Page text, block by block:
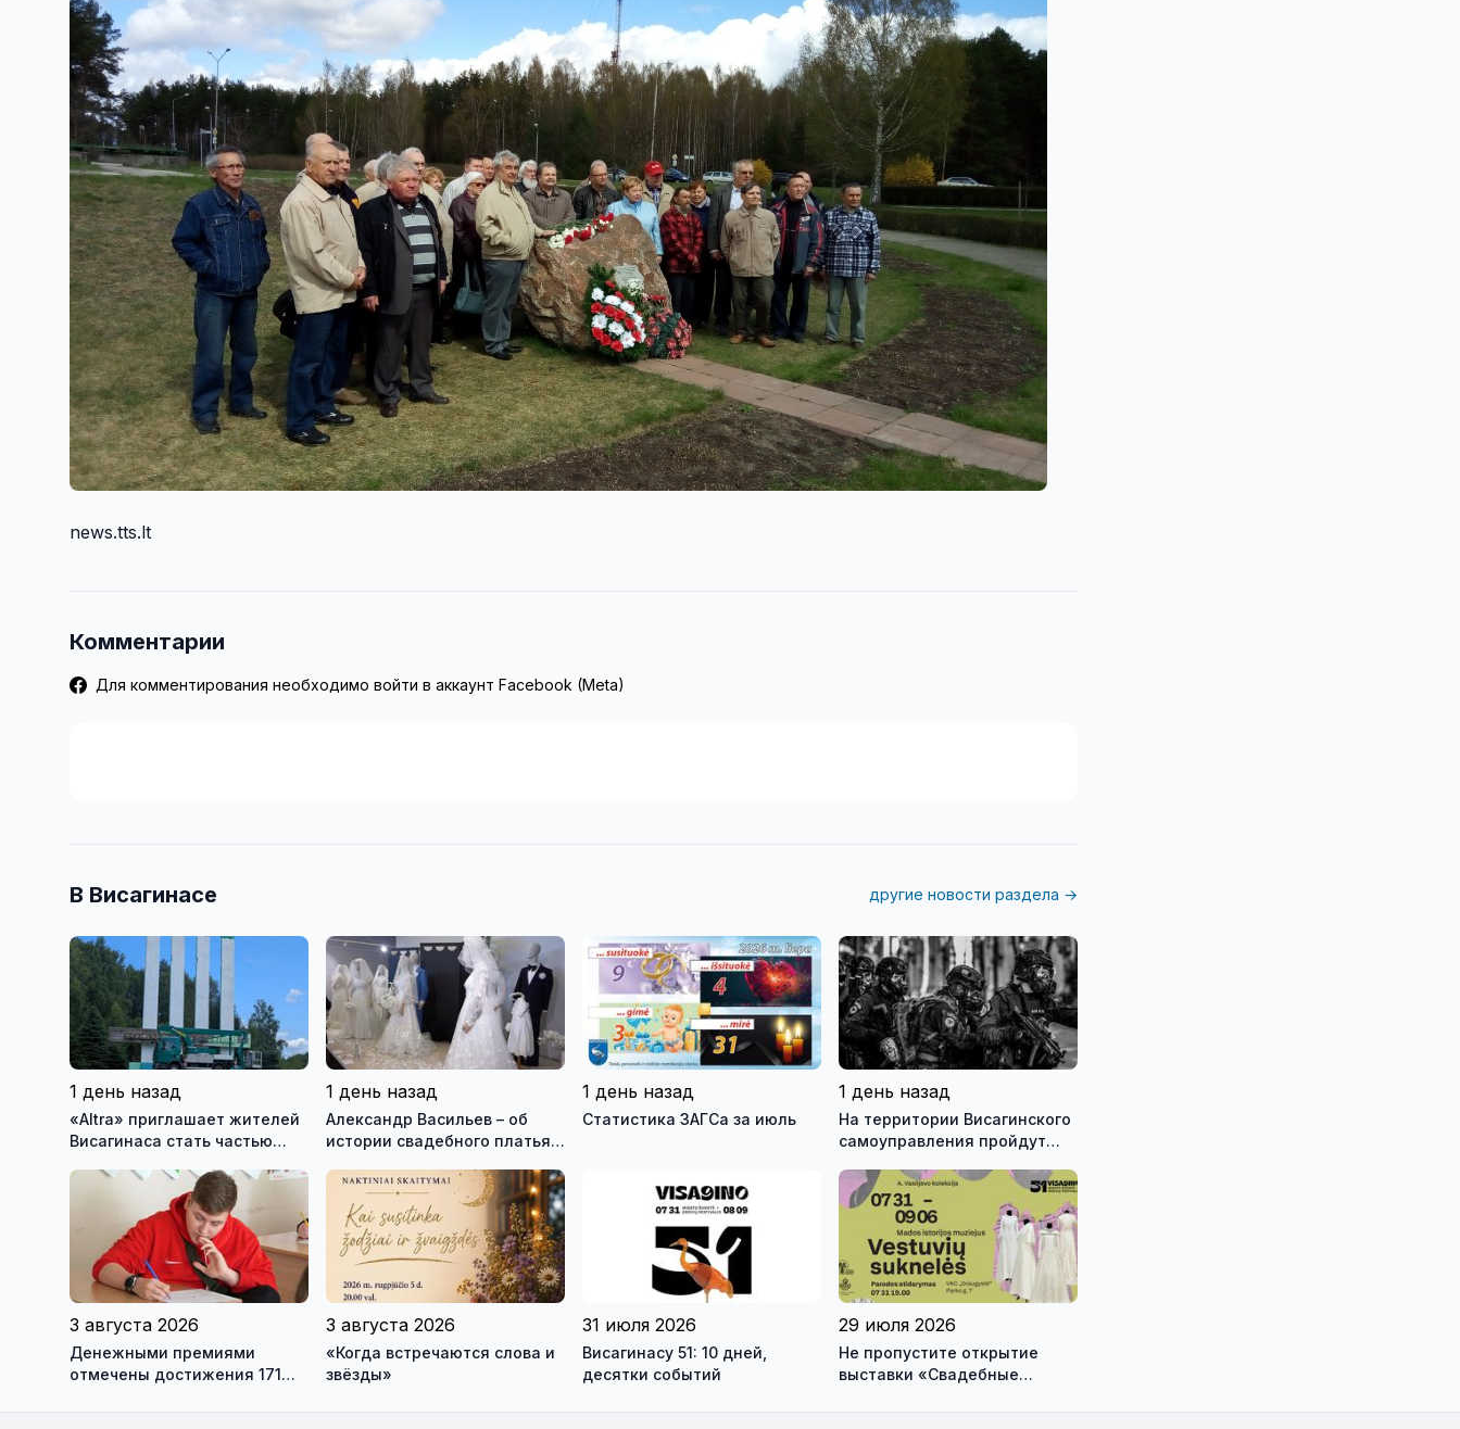
news.tts.lt
Комментарии
Для комментирования необходимо войти в аккаунт Facebook (Meta)
В Висагинасе другие новости раздела →
1 день назад
«Altra» приглашает жителей
Висагинаса стать частью
1 день назад
Александр Васильев – об
истории свадебного платья и
истории моды (видео)
1 день назад
Статистика ЗАГСа за июль
1 день назад
На территории Висагинского
самоуправления пройдут
антитеррористические
учения «Baltic Shadow»
3 августа 2026
Денежными премиями
отмечены достижения 171
3 августа 2026
«Когда встречаются слова и
звёзды»
31 июля 2026
Висагинасу 51: 10 дней,
десятки событий
29 июля 2026
Не пропустите открытие
выставки «Свадебные